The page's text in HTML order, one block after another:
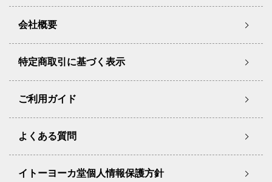
会社概要
特定商取引に基づく表示
ご利用ガイド
よくある質問
イトーヨーカ堂個人情報保護方針